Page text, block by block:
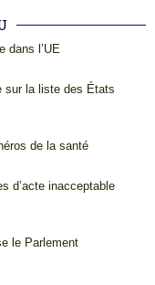
dans l’UE
sur la liste des États
de la santé
d’acte inacceptable
le Parlement